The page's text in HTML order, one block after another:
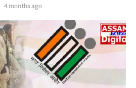
4 months ago